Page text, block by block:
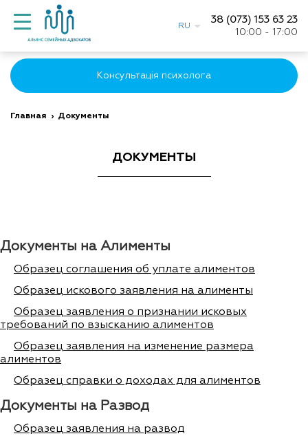
RU
38 (073) 153 63 23
10:00 - 17:00
Консультація психолога
Главная › Документы
ДОКУМЕНТЫ
Документы на Алименты
Образец соглашения об уплате алиментов
Образец искового заявления на алименты
Образец заявления о признании исковых
требований по взысканию алиментов
Образец заявления на изменение размера
алиментов
Образец справки о доходах для алиментов
Документы на Развод
Образец заявления на развод